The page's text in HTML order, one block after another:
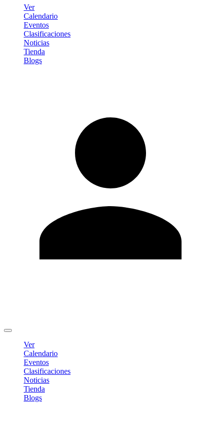
Ver
Calendario
Eventos
Clasificaciones
Noticias
Tienda
Blogs
Ver
Calendario
Eventos
Clasificaciones
Noticias
Tienda
Blogs